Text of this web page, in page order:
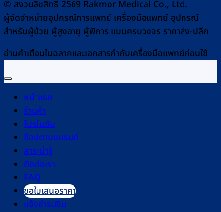
© สงวนลิขสิทธิ์ 2569 Rakmor Medical Co., Ltd.
ผู้จัดจำหน่ายอุปกรณ์การแพทย์ เครื่องมือแพทย์ อุปกรณ์
สำหรับผู้ป่วย ผู้สูงอายุ ผู้พิการ แบบครบวงจร ราคาส่ง-ปลีก
อ่านคำเตือนในฉลากและเอกสารกำกับเครื่องมือแพทย์ก่อนใช้
หน้าแรก
ร้านค้า
โปรโมชัน
ช้อปตามแบรนด์
สาระน่ารู้
ติดต่อเรา
FAQ
ขอใบเสนอราคา
แจ้งชำระเงิน